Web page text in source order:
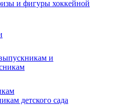
и фигуры хоккейной
и
детского сада